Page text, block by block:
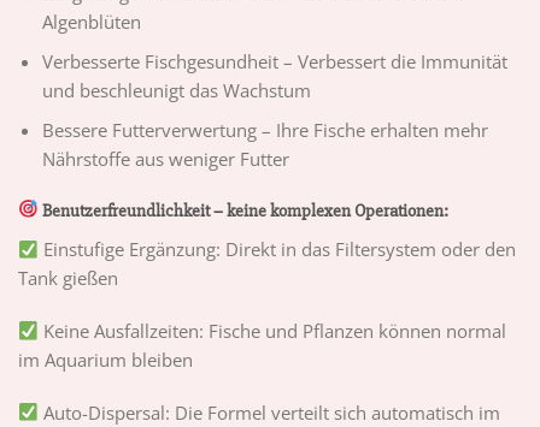
Algenblüten
Verbesserte Fischgesundheit – Verbessert die Immunität
und beschleunigt das Wachstum
Bessere Futterverwertung – Ihre Fische erhalten mehr
Nährstoffe aus weniger Futter
Benutzerfreundlichkeit – keine komplexen Operationen:
Einstufige Ergänzung: Direkt in das Filtersystem oder den
Tank gießen
Keine Ausfallzeiten: Fische und Pflanzen können normal
im Aquarium bleiben
Auto-Dispersal: Die Formel verteilt sich automatisch im